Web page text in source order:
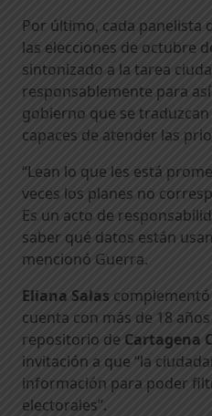
Por último, cada panelista
las elecciones de octubre
sintonizado a la tarea
responsablemente para
gobierno que se
capaces de atender las
“Lean lo que les está
veces los planes no
Es un acto de
saber qué datos están
mencionó Guerra.
Eliana Salas
cuenta con más de 18
repositorio de Cartagena
invitación a que “la
información para poder
electorales”.